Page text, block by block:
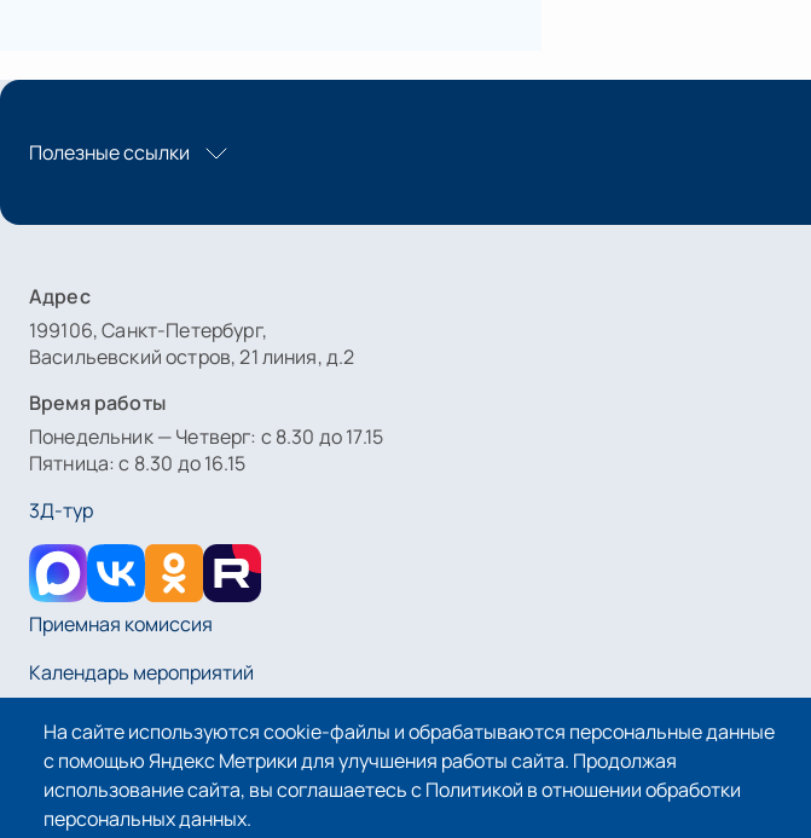
На сайте используются cookie-файлы и обрабатываются персональные данные
с помощью Яндекс Метрики для улучшения работы сайта. Продолжая
использование сайта, вы соглашаетесь с Политикой в отношении обработки
персональных данных.
Полезные ссылки
Адрес
199106, Санкт-Петербург,
Васильевский остров, 21 линия, д.2
Время работы
Понедельник — Четверг: с 8.30 до 17.15
Пятница: с 8.30 до 16.15
3Д-тур
Приемная комиссия
Календарь мероприятий
Оплата услуг